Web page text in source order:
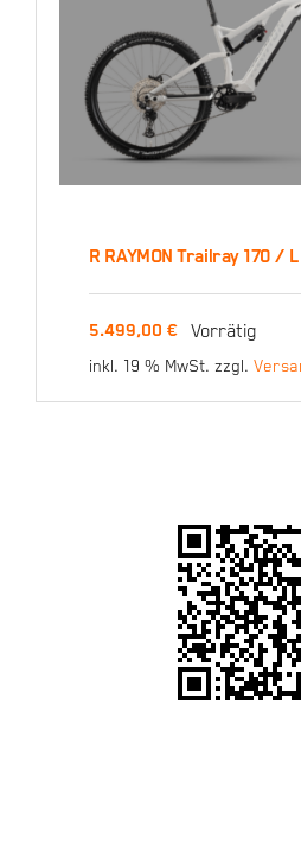
L
R RAYMON Trailray 170 / L
5.499,00€ Vorrätig
inkl. 19 % MwSt. zzgl.